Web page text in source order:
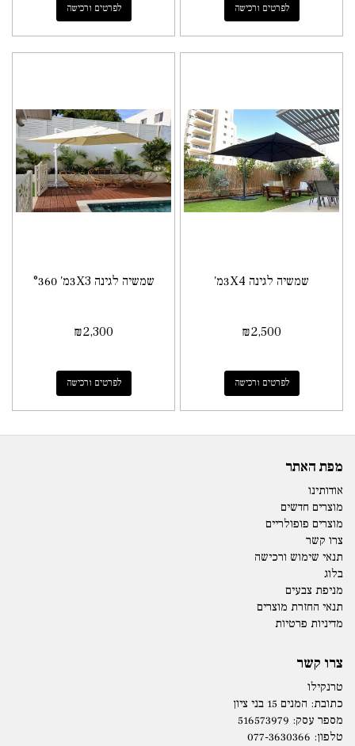
לפרטים ורכישה לפרטים ורכישה
שמשיה לגינה 3X4מ'
₪2,500
לפרטים ורכישה
שמשיה לגינה 3X3מ' °360
₪2,300
לפרטים ורכישה
מפת האתר
אודותינו
מוצרים חדשים
מוצרים פופולריים
צרו קשר
תנאי שימוש ורכישה
בלוג
מניפת צבעים
תנאי החזרת מוצרים
מדיניות פרטיות
צרו קשר
טרנקילו
כתובת: המנים 15 בני ציון
מספר עסק: 516573979
טלפון: 077-3630366